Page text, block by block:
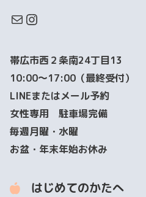
帯広市西２条南24丁目13
10:00～17:00（最終受付）
LINEまたはメール予約
女性専用 駐車場完備
毎週月曜・水曜
お盆・年末年始お休み
はじめてのかたへ